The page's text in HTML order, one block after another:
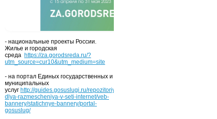
- национальные проекты России.
Жилье и городская
среда https://za.gorodsreda.ru/?
utm_source=cur10&utm_medium=site
- на портал Единых государственных и
муниципальных
услуг http://guides.gosuslugi.ru/repozitoriy/materialy-
dlya-razmescheniya-v-seti-internet/veb-
bannery/statichnye-bannery/portal-
gosuslug/